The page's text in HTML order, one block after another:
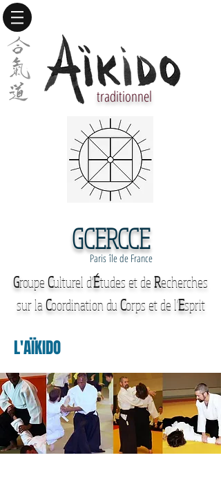
traditionnel
GCERCCE
Paris île de France
GroupeCulturel d'Études et deRecherches
sur laCoordination duCorps et de l'Esprit
L'AÏKIDO